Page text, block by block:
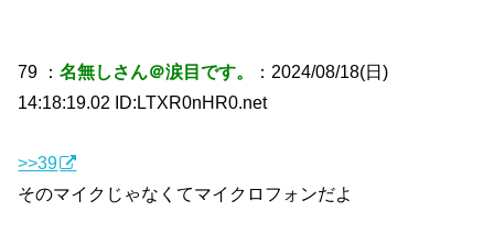
79 ：名無しさん＠涙目です。
：2024/08/18(日)
14:18:19.02 ID:LTXR0nHR0.net
>>39
そのマイクじゃなくてマイクロフォンだよ